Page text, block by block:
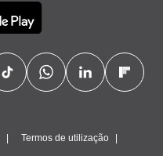
Termos de utilização